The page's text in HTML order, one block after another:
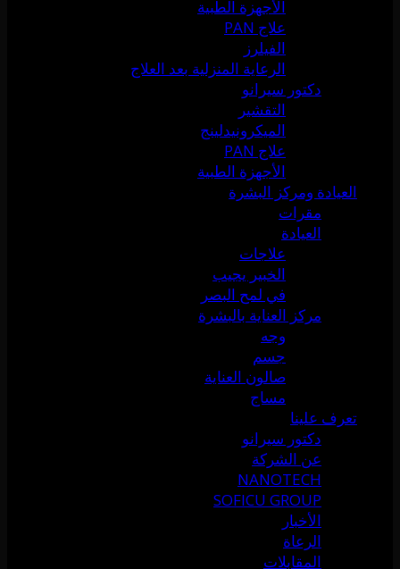
الأجهزة الطبية
علاج PAN
الفيلرز
الرعاية المنزلية بعد العلاج
دكتور سيرانو
التقشير
الميكرونيدلينج
علاج PAN
الأجهزة الطبية
العيادة ومركز البشرة
مقرات
العيادة
علاجات
الخبير يجيب
في لمح البصر
مركز العناية بالبشرة
وجه
جسم
صالون العناية
مساج
تعرف علينا
دكتور سيرانو
عن الشركة
NANOTECH
SOFICU GROUP
الأخبار
الرعاة
المقابلات